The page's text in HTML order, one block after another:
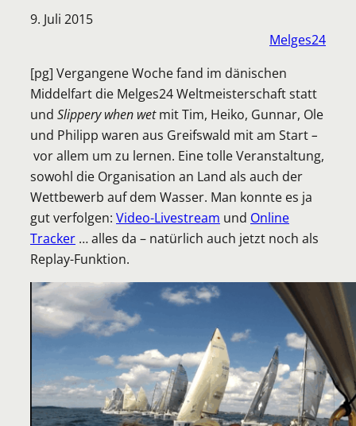
9. Juli 2015
Melges24
[pg] Vergangene Woche fand im dänischen
Middelfart die Melges24 Weltmeisterschaft statt
und Slippery when wetmit Tim, Heiko, Gunnar, Ole
und Philipp waren aus Greifswald mit am Start–
vor allem um zu lernen. Eine tolle Veranstaltung,
sowohl die Organisation an Land als auch der
Wettbewerb auf dem Wasser. Man konnte es ja
gut verfolgen: Video-Livestream und Online
Tracker … alles da – natürlich auch jetzt noch als
Replay-Funktion.